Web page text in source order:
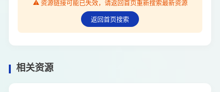
⚠️ 资源链接可能已失效，请返回首页重新搜索最新资源
返回首页搜索
相关资源